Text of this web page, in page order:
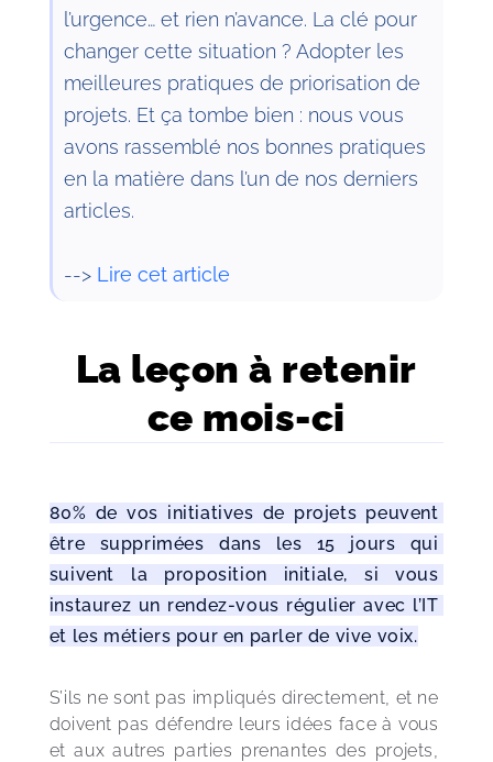
l’urgence… et rien n’avance. La clé pour
changer cette situation ? Adopter les
meilleures pratiques de priorisation de
projets. Et ça tombe bien : nous vous
avons rassemblé nos bonnes pratiques
en la matière dans l’un de nos derniers
articles.
-->Lire cet article
La leçon à retenir
ce mois-ci
80% de vos initiatives de projets peuvent
être supprimées dans les 15 jours qui
suivent la proposition initiale, si vous
instaurez un rendez-vous régulier avec l’IT
et les métiers pour en parler de vive voix.
S’ils ne sont pas impliqués directement, et ne
doivent pas défendre leurs idées face à vous
et aux autres parties prenantes des projets,